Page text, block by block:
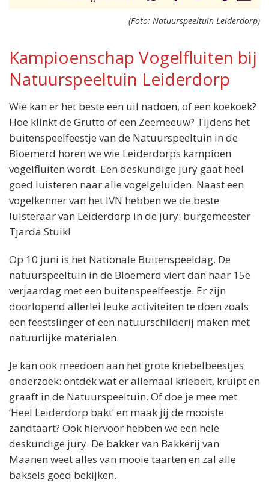
(Foto: Natuurspeeltuin Leiderdorp)
Natuurspeeltuin Leiderdorp
Bloemerd 1
Leiderdorp
Wanneer:
Woensdag 10 juni om 13.30 uur
Gratis
Kampioenschap Vogelfluiten bij
Natuurspeeltuin Leiderdorp
Wie kan er het beste een uil nadoen, of een koekoek?
Hoe klinkt de Grutto of een Zeemeeuw? Tijdens het
buitenspeelfeestje van de Natuurspeeltuin in de
Bloemerd horen we wie Leiderdorps kampioen
vogelfluiten wordt. Een deskundige jury gaat heel
goed luisteren naar alle vogelgeluiden. Naast een
vogelkenner van het IVN hebben we de beste
luisteraar van Leiderdorp in de jury: burgemeester
Tjarda Stuik!
Op 10 juni is het Nationale Buitenspeeldag. De
natuurspeeltuin in de Bloemerd viert dan haar 15e
verjaardag met een buitenspeelfeestje. Er zijn
doorlopend allerlei leuke activiteiten te doen zoals
een feestslinger of een natuurschilderij maken met
natuurlijke materialen.
Je kan ook meedoen aan het grote kriebelbeestjes
onderzoek: ontdek wat er allemaal kriebelt, kruipt en
graaft in de Natuurspeeltuin. Of doe je mee met
‘Heel Leiderdorp bakt’ en maak jij de mooiste
zandtaart? Ook hiervoor hebben we een hele
deskundige jury. De bakker van Bakkerij van
Maanen weet alles van mooie taarten en zal alle
baksels goed bekijken.